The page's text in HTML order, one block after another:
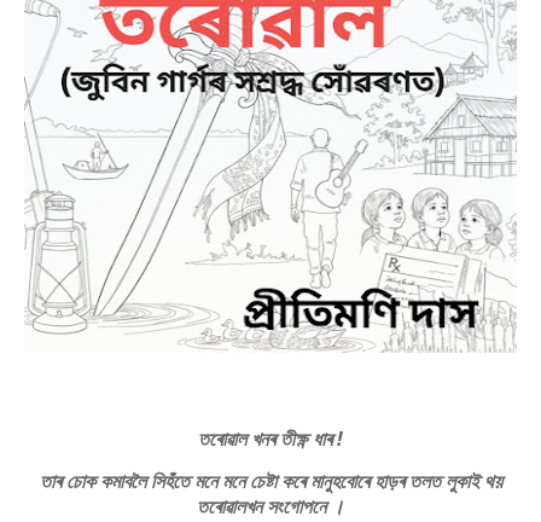
তৰোৱাল খনৰ তীক্ষ্ণ ধাৰ !
তাৰ চোক কমাবলৈ সিহঁতে মনে মনে চেষ্টা কৰে মানুহবোৰে হাড়ৰ তলত লুকাই থয়
তৰোৱালখন সংগোপনে ।